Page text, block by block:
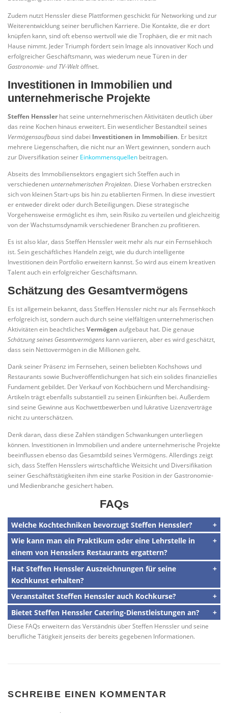
Zudem nutzt Henssler diese Plattformen geschickt für Networking und zur
Weiterentwicklung seiner beruflichen Karriere. Die Kontakte, die er dort
knüpfen kann, sind oft ebenso wertvoll wie die Trophäen, die er mit nach
Hause nimmt. Jeder Triumph fördert sein Image als innovativer Koch und
erfolgreicher Geschäftsmann, was wiederum neue Türen in der
Gastronomie- und TV-Weltöffnet.
Investitionen in Immobilien und
unternehmerische Projekte
Steffen Henssler hat seine unternehmerischen Aktivitäten deutlich über
das reine Kochen hinaus erweitert. Ein wesentlicher Bestandteil seines
Vermögensaufbaussind dabei Investitionen in Immobilien. Er besitzt
mehrere Liegenschaften, die nicht nur an Wert gewinnen, sondern auch
zur Diversifikation seiner Einkommensquellen beitragen.
Abseits des Immobiliensektors engagiert sich Steffen auch in
verschiedenenunternehmerischen Projekten. Diese Vorhaben erstrecken
sich von kleinen Start-ups bis hin zu etablierten Firmen. In diese investiert
er entweder direkt oder durch Beteiligungen. Diese strategische
Vorgehensweise ermöglicht es ihm, sein Risiko zu verteilen und gleichzeitig
von der Wachstumsdynamik verschiedener Branchen zu profitieren.
Es ist also klar, dass Steffen Henssler weit mehr als nur ein Fernsehkoch
ist. Sein geschäftliches Handeln zeigt, wie du durch intelligente
Investitionen dein Portfolio erweitern kannst. So wird aus einem kreativen
Talent auch ein erfolgreicher Geschäftsmann.
Schätzung des Gesamtvermögens
Es ist allgemein bekannt, dass Steffen Henssler nicht nur als Fernsehkoch
erfolgreich ist, sondern auch durch seine vielfältigen unternehmerischen
Aktivitäten ein beachtliches Vermögen aufgebaut hat. Die genaue
Schätzung seines Gesamtvermögens kann variieren, aber es wird geschätzt,
dass sein Nettovermögen in die Millionen geht.
Dank seiner Präsenz im Fernsehen, seinen beliebten Kochshows und
Restaurants sowie Buchveröffentlichungen hat sich ein solides finanzielles
Fundament gebildet. Der Verkauf von Kochbüchern und Merchandising-
Artikeln trägt ebenfalls substantiell zu seinen Einkünften bei. Außerdem
sind seine Gewinne aus Kochwettbewerben und lukrative Lizenzverträge
nicht zu unterschätzen.
Denk daran, dass diese Zahlen ständigen Schwankungen unterliegen
können. Investitionen in Immobilien und andere unternehmerische Projekte
beeinflussen ebenso das Gesamtbild seines Vermögens. Allerdings zeigt
sich, dass Steffen Hensslers wirtschaftliche Weitsicht und Diversifikation
seiner Geschäftstätigkeiten ihm eine starke Position in der Gastronomie-
und Medienbranche gesichert haben.
FAQs
Welche Kochtechniken bevorzugt Steffen Henssler?
Wie kann man ein Praktikum oder eine Lehrstelle in
einem von Hensslers Restaurants ergattern?
Hat Steffen Henssler Auszeichnungen für seine
Kochkunst erhalten?
Veranstaltet Steffen Henssler auch Kochkurse?
Bietet Steffen Henssler Catering-Dienstleistungen an?
Diese FAQs erweitern das Verständnis über Steffen Henssler und seine
berufliche Tätigkeit jenseits der bereits gegebenen Informationen.
SCHREIBE EINEN KOMMENTAR